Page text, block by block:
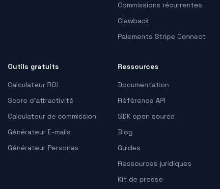
Commissions récurrentes
Clawback
Paiements Stripe Connect
Outils gratuits
Calculateur ROI
Score d'attractivité
Calculateur de commission
Générateur E-mails
Générateur Personas
Ressources
Documentation
Référence API
SDK open source
Blog
Guides
Ressources juridiques
Kit de presse